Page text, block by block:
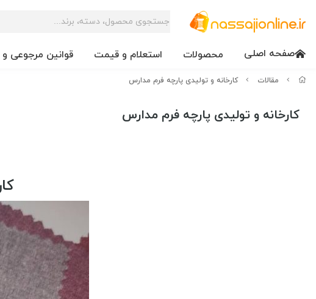
صفحه اصلی محصولات استعلام و قیمت قوانین مرجوعی و
مقالات کارخانه و تولیدی پارچه فرم مدارس
کارخانه و تولیدی پارچه فرم مدارس